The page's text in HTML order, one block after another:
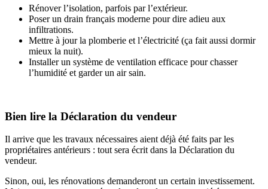
Rénover l’isolation, parfois par l’extérieur.
Poser un drain français moderne pour dire adieu aux
infiltrations.
Mettre à jour la plomberie et l’électricité (ça fait aussi dormir
mieux la nuit).
Installer un système de ventilation efficace pour chasser
l’humidité et garder un air sain.
Bien lire la Déclaration du vendeur
Il arrive que les travaux nécessaires aient déjà été faits par les
propriétaires antérieurs : tout sera écrit dans la Déclaration du
vendeur.
Sinon, oui, les rénovations demanderont un certain investissement.